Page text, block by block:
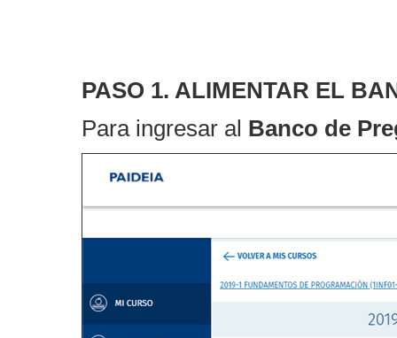
PASO 1. ALIMENTAR EL
Para ingresar al Banco de